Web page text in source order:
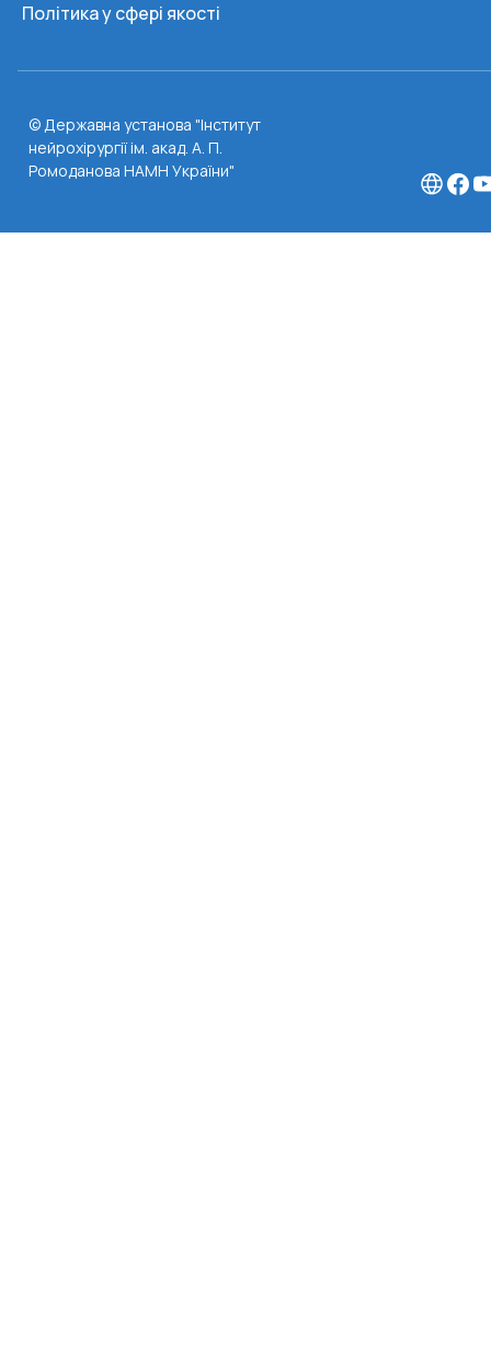
Політика у сфері якості
© Державна установа "Інститут
нейрохірургії ім. акад. А. П.
Ромоданова НАМН України"